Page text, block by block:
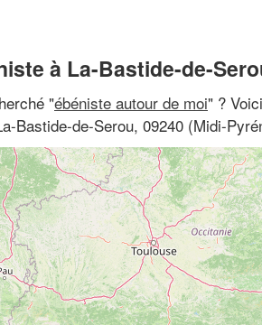
à La-Bastide-de-
"ébéniste autour de moi" ?
Bastide-de-Serou, 09240 (Midi-